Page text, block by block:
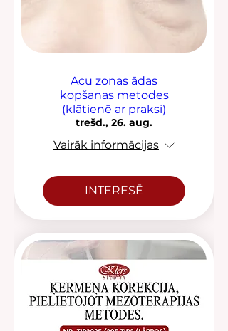
Acu zonas ādas
kopšanas metodes
(klātienē ar praksi)
trešd., 26. aug.
Vairāk informācijas
INTERESĒ